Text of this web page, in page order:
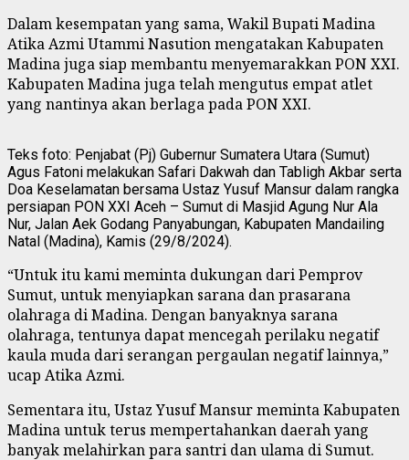
Dalam kesempatan yang sama, Wakil Bupati Madina
Atika Azmi Utammi Nasution mengatakan Kabupaten
Madina juga siap membantu menyemarakkan PON XXI.
Kabupaten Madina juga telah mengutus empat atlet
yang nantinya akan berlaga pada PON XXI.
Teks foto: Penjabat (Pj) Gubernur Sumatera Utara (Sumut)
Agus Fatoni melakukan Safari Dakwah dan Tabligh Akbar serta
Doa Keselamatan bersama Ustaz Yusuf Mansur dalam rangka
persiapan PON XXI Aceh – Sumut di Masjid Agung Nur Ala
Nur, Jalan Aek Godang Panyabungan, Kabupaten Mandailing
Natal (Madina), Kamis (29/8/2024).
“Untuk itu kami meminta dukungan dari Pemprov
Sumut, untuk menyiapkan sarana dan prasarana
olahraga di Madina. Dengan banyaknya sarana
olahraga, tentunya dapat mencegah perilaku negatif
kaula muda dari serangan pergaulan negatif lainnya,”
ucap Atika Azmi.
Sementara itu, Ustaz Yusuf Mansur meminta Kabupaten
Madina untuk terus mempertahankan daerah yang
banyak melahirkan para santri dan ulama di Sumut.